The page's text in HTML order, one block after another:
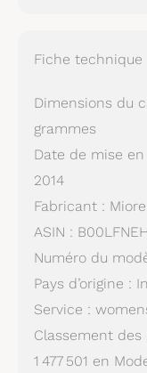
Fiche technique
Dimensions du
grammes
Date de mise
2014
Fabricant : Miore
ASIN :
Numéro du
Pays d’origine :
Service :
Classement des
1 477 501 en